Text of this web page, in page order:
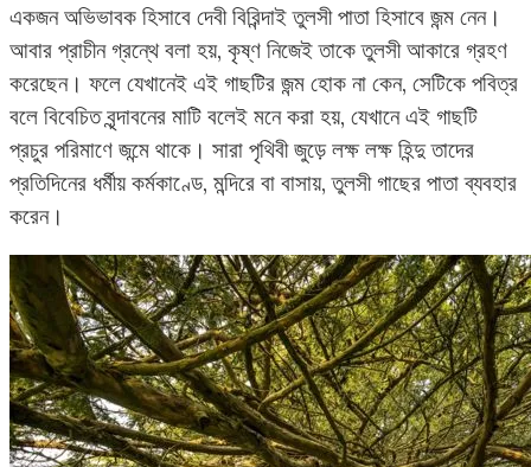
একজন অভিভাবক হিসাবে দেবী বিরিন্দাই তুলসী পাতা হিসাবে জন্ম নেন।
আবার প্রাচীন গ্রন্থে বলা হয়, কৃষ্ণ নিজেই তাকে তুলসী আকারে গ্রহণ
করেছেন। ফলে যেখানেই এই গাছটির জন্ম হোক না কেন, সেটিকে পবিত্র
বলে বিবেচিত বৃন্দাবনের মাটি বলেই মনে করা হয়, যেখানে এই গাছটি
প্রচুর পরিমাণে জন্মে থাকে। সারা পৃথিবী জুড়ে লক্ষ লক্ষ হিন্দু তাদের
প্রতিদিনের ধর্মীয় কর্মকাণ্ডে, মন্দিরে বা বাসায়, তুলসী গাছের পাতা ব্যবহার
করেন।